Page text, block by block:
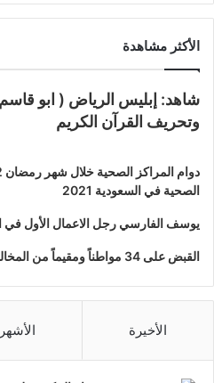
الأكثر مشاهدة
شاهد: إبليس الرياض ( ابو قاسم
وتحريف القرآن الكريم
الصحية في السعودية 2021
يوسف الفارسي رجل الاعمال الأول في
القبض على 34 مواطناً ومقيماً من المخالفين لأمر منع التجول
الأخيرة الأشهر